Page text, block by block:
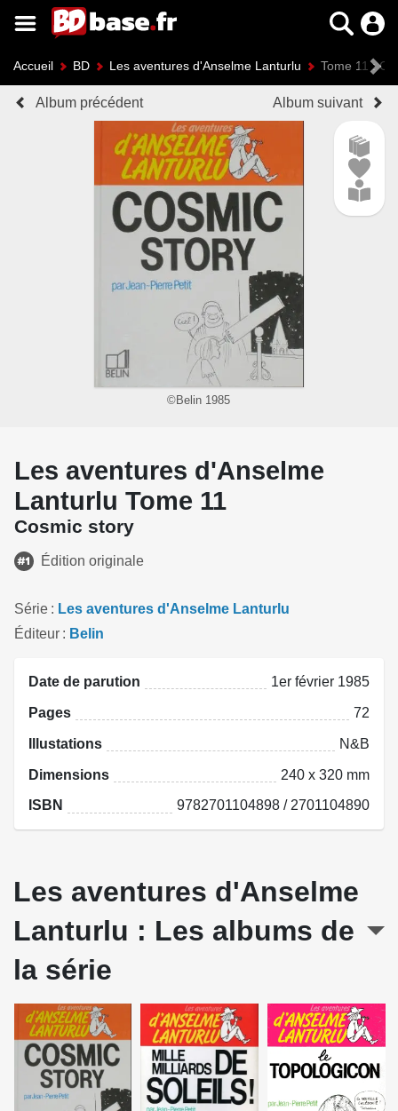
Accueil BD Les aventures d'Anselme Lanturlu Tome 11 :
Album précédent Album suivant
©Belin 1985
Les aventures d'Anselme
Lanturlu Tome 11
Cosmic story
Édition originale
Série
Les aventures d'Anselme Lanturlu
Éditeur
Belin
Date de parution 1er février 1985
Pages 72
Illustations N&B
Dimensions 240 x 320 mm
ISBN 9782701104898 / 2701104890
Les aventures d'Anselme
Lanturlu : Les albums de
la série